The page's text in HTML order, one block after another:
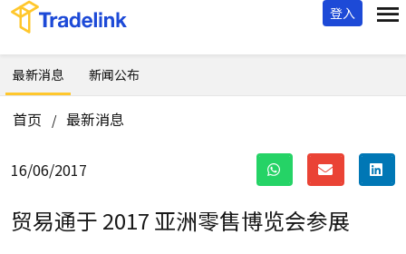
登入
最新消息 新闻公布
首页 / 最新消息
16/06/2017
贸易通于 2017 亚洲零售博览会参展